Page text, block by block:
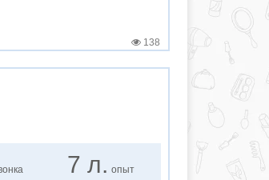
138
7 л. опыт